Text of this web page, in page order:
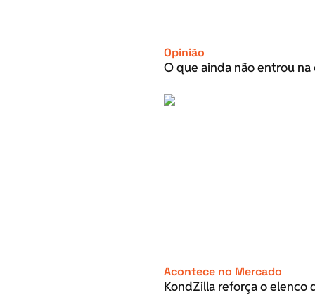
Opinião
O que ainda não entrou
Acontece no Mercado
KondZilla reforça o elenco